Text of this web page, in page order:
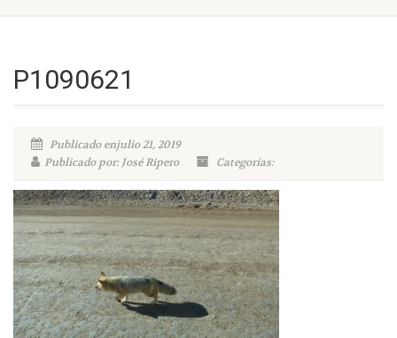
P1090621
Publicado enjulio 21, 2019
Publicado por: José Ripero
Categorías: